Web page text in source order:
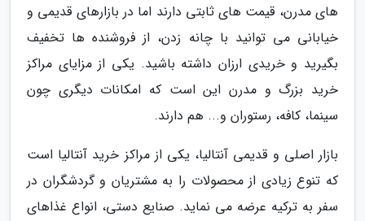
های مدرن، قیمت های ثابتی دارند اما در بازارهای قدیمی و
خیابانی می توانید با چانه زدن، از فروشنده ها تخفیف
بگیرید و خریدی ارزان داشته باشید. یکی از مزایای مراکز
خرید بزرگ و مدرن این است که امکانات دیگری چون
سینما، کافه، رستوران و... هم دارند.
بازار اصلی و قدیمی آنتالیا، یکی از مراکز خرید آنتالیا است
که تنوع زیادی از محصولات را به مشتریان و گردشگران در
سفر به ترکیه عرضه می نماید. صنایع دستی، انواع غذاهای